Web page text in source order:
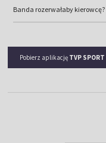
Banda rozerwałaby
Pobierz aplikację TVP SPORT